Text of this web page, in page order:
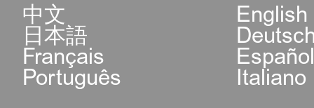
中文 English
日本語
Français
Português Italiano